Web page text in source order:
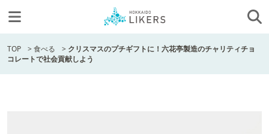
TOP >食べる > クリスマスのプチギフトに！六花亭製造のチャリティチョ
コレートで社会貢献しよう